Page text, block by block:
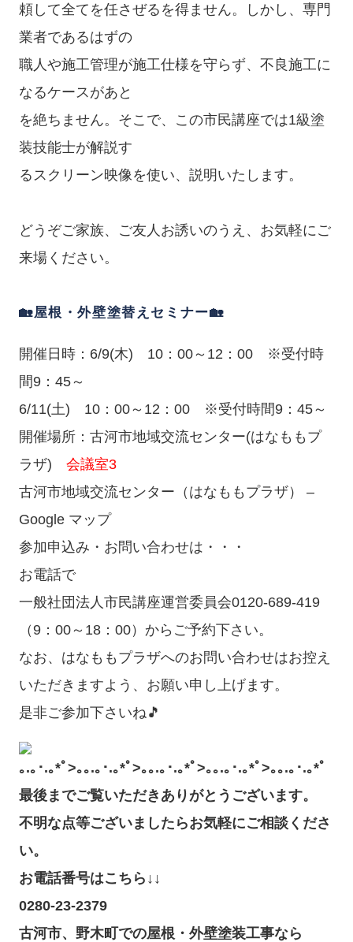
頼して全てを任さぜるを得ません。しかし、専門
業者であるはずの
職人や施工管理が施工仕様を守らず、不良施工に
なるケースがあと
を絶ちません。そこで、この市民講座では1級塗
装技能士が解説す
るスクリーン映像を使い、説明いたします。
どうぞご家族、ご友人お誘いのうえ、お気軽にご
来場ください。
🏡屋根・外壁塗替えセミナー🏡
開催日時：6/9(木) 10：00～12：00 ※受付時
間9：45～
6/11(土) 10：00～12：00 ※受付時間9：45～
開催場所：古河市地域交流センター(はなももプ
ラザ) 会議室3
古河市地域交流センター（はなももプラザ） –
Google マップ
参加申込み・お問い合わせは・・・
お電話で
一般社団法人市民講座運営委員会0120-689-419
（9：00～18：00）からご予約下さい。
なお、はなももプラザへのお問い合わせはお控え
いただきますよう、お願い申し上げます。
是非ご参加下さいね🎵
｡.｡･.｡*ﾟ>｡｡.｡･.｡*ﾟ>｡｡.｡･.｡*ﾟ>｡｡.｡･.｡*ﾟ>｡｡.｡･.｡*ﾟ
最後までご覧いただきありがとうございます。
不明な点等ございましたらお気軽にご相談くださ
い。
お電話番号はこちら↓↓
0280-23-2379
古河市、野木町での屋根・外壁塗装工事なら